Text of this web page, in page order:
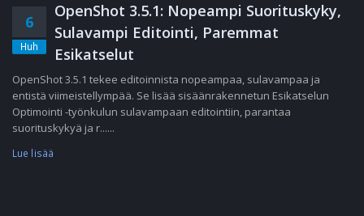
6
Huh
OpenShot 3.5.1: Nopeampi Suorituskyky,
Sulavampi Editointi, Paremmat
Esikatselut
OpenShot 3.5.1 tekee editoinnista nopeampaa, sulavampaa ja
entistä viimeistellympää. Se lisää sisäänrakennetun Esikatselun
Optimointi -työnkulun sulavampaan editointiin, parantaa
suorituskykyä ja r......
Lue lisää